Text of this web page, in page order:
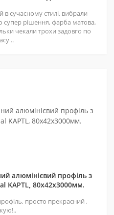
в сучасному стилі, вибрали
супер рішення, фарба матова,
чекали трохи задовго по
..
алюмінієвий профіль з
KAPTL, 80х42x3000мм.
просто прекрасний ,